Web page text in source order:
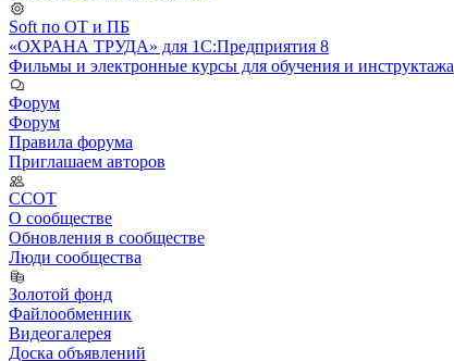
Soft по ОТ и ПБ
«ОХРАНА ТРУДА» для 1С:Предприятия 8
Фильмы и электронные курсы для обучения и инструктажа
Форум
Форум
Правила форума
Приглашаем авторов
ССОТ
О сообществе
Обновления в сообществе
Люди сообщества
Золотой фонд
Файлообменник
Видеогалерея
Доска объявлений